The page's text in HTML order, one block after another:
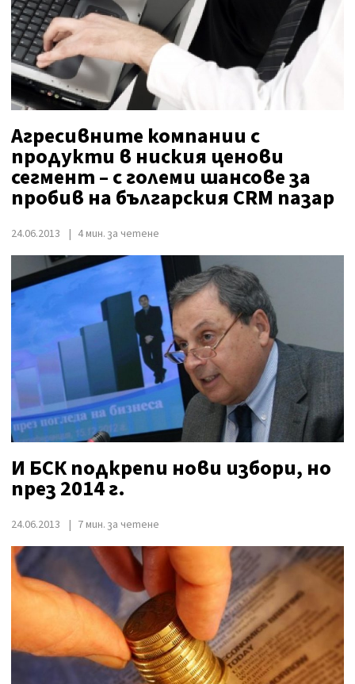
Агресивните компании с
продукти в ниския ценови
сегмент – с големи шансове за
пробив на българския CRM пазар
24.06.2013 4 мин. за четене
И БСК подкрепи нови избори, но
през 2014 г.
24.06.2013 7 мин. за четене